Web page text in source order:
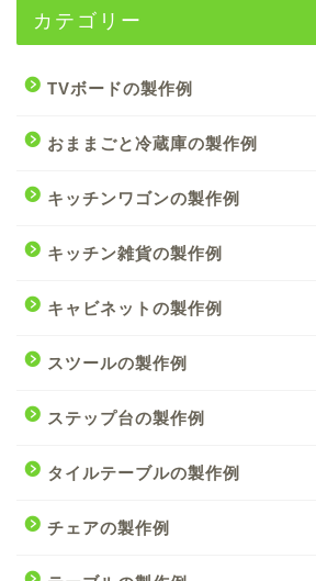
カテゴリー
TVボードの製作例
おままごと冷蔵庫の製作例
キッチンワゴンの製作例
キッチン雑貨の製作例
キャビネットの製作例
スツールの製作例
ステップ台の製作例
タイルテーブルの製作例
チェアの製作例